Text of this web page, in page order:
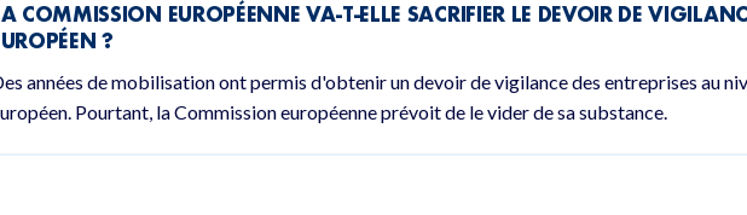
COMMISSION EUROPÉENNE VA-T-ELLE SACRIFIER LE DEVOIR DE
?
années de mobilisation ont permis d'obtenir un devoir de vigilance des entreprises au
Pourtant, la Commission européenne prévoit de le vider de sa substance.